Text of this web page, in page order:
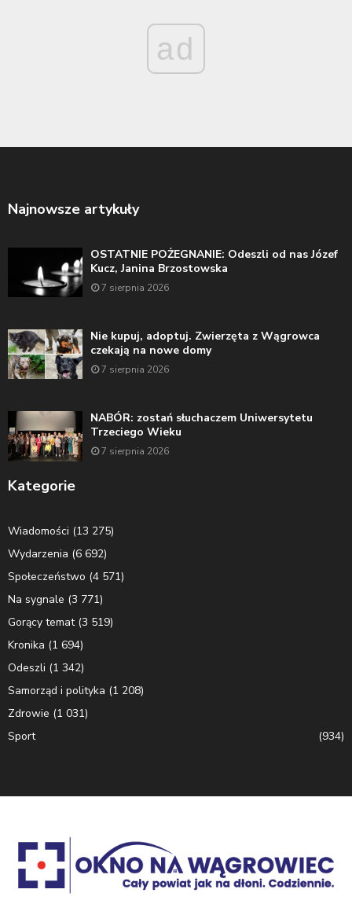
ad
Najnowsze artykuły
OSTATNIE POŻEGNANIE: Odeszli od nas Józef
Kucz, Janina Brzostowska
7 sierpnia 2026
Nie kupuj, adoptuj. Zwierzęta z Wągrowca
czekają na nowe domy
7 sierpnia 2026
NABÓR: zostań słuchaczem Uniwersytetu
Trzeciego Wieku
7 sierpnia 2026
Kategorie
Wiadomości (13 275)
Wydarzenia (6 692)
Społeczeństwo (4 571)
Na sygnale (3 771)
Gorący temat(3 519)
Kronika (1 694)
Odeszli (1 342)
Samorząd i polityka (1 208)
Zdrowie (1 031)
Sport
(934)